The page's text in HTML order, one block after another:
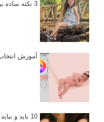
3 نکته ساده برای بهبود عکاسی پرتره
آموزش
10 باید و نباید در روتوش عکس ها